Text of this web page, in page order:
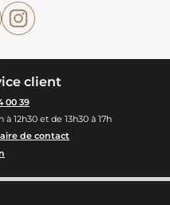
Pinterest
client
00 39
12h30 et de 13h30 à 17h
de contact